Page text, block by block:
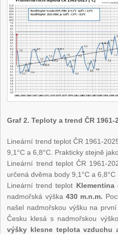
Graf 2. Teploty a trend ČR 1961-
Lineární trend teplot ČR 1961-
9,1°C a 6,8°C. Prakticky stejně
Lineární trend teplot ČR 1961-
určená dvěma body 9,1°C a 6,8°C
Lineární trend teplot Klementina
nadmořská výška430 m.n.m.
našel nadmořskou výšku na
Česku klesá s nadmořskou
výšky klesne teplota vzduchu